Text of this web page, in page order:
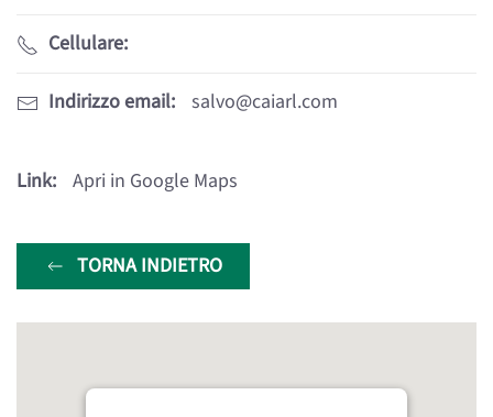
Cellulare:
Indirizzo email: salvo@caiarl.com
Link: Apri in Google Maps
TORNA INDIETRO